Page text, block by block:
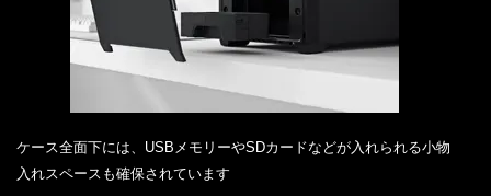
ケース全面下には、USBメモリーやSDカードなどが入れられる小物
入れスペースも確保されています